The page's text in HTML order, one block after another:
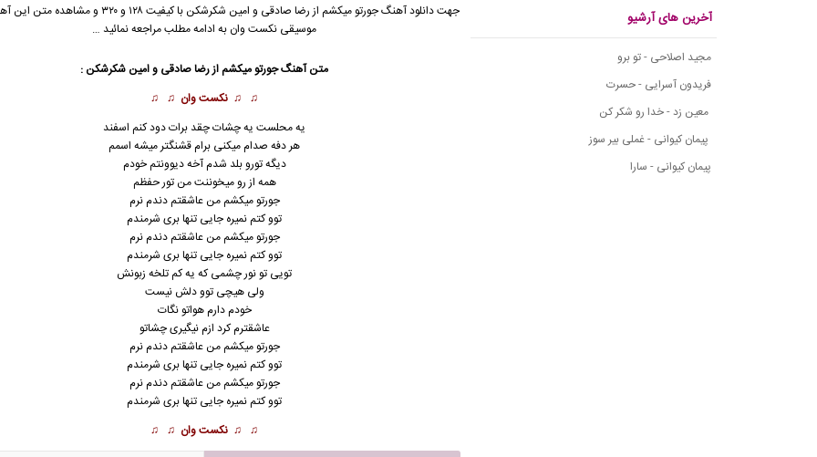
آخرین های آرشیو
مجید اصلاحی - تو برو
فریدون آسرایی - حسرت
معین زد - خدا رو شکر کن
پیمان کیوانی - غملی بیر سوز
پیمان کیوانی - سارا
جهت دانلود آهنگ جورتو میکشم از رضا صادقی
و امین شکرشکن با کیفیت ۱۲۸ و ۳۲۰ و
موسیقی نکست وان به ادامه مطلب مراجعه نمائید …
متن آهنگ جورتو میکشم ازرضا صادقی و امین شکرشکن :
♫ ♫ نکست وان ♫ ♫
یه محلست یه چشات چقد برات دود کنم اسفند
هر دفه صدام میکنی برام قشنگتر میشه اسمم
دیگه تورو بلد شدم آخه دیوونتم خودم
همه از رو میخوننت من تور حفظم
جورتو میکشم من عاشقتم دندم نرم
توو کتم نمیره جایی تنها بری شرمندم
جورتو میکشم من عاشقتم دندم نرم
توو کتم نمیره جایی تنها بری شرمندم
تویی تو نور چشمی که یه کم تلخه زبونش
ولی هیچی توو دلش نیست
خودم دارم هواتو نگات
عاشقترم کرد ازم نیگیری چشاتو
جورتو میکشم من عاشقتم دندم نرم
توو کتم نمیره جایی تنها بری شرمندم
جورتو میکشم من عاشقتم دندم نرم
توو کتم نمیره جایی تنها بری شرمندم
♫ ♫ نکست وان ♫ ♫